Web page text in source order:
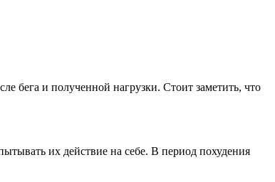
бега и полученной нагрузки. Стоит заметить, что
их действие на себе. В период похудения